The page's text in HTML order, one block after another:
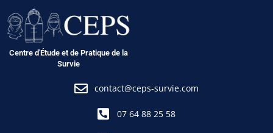
au
contenu
Centre d'Étude et de Pratique de la
Survie
contact@ceps-survie.com
07 64 88 25 58